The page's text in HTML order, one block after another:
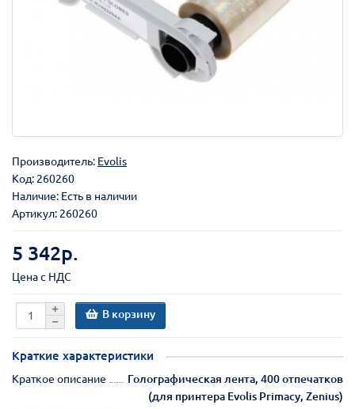
Производитель: Evolis
Код: 260260
Наличие: Есть в наличии
Артикул: 260260
5 342р.
Цена с НДС
В корзину
Краткие характеристики
Краткое описание
Голографическая лента, 400 отпечатков
(для принтера Evolis Primacy, Zenius)